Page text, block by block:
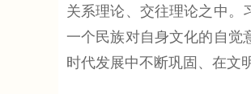
关系理论、交往理论之中。
一个民族对自身文化的自觉
时代发展中不断巩固、在文